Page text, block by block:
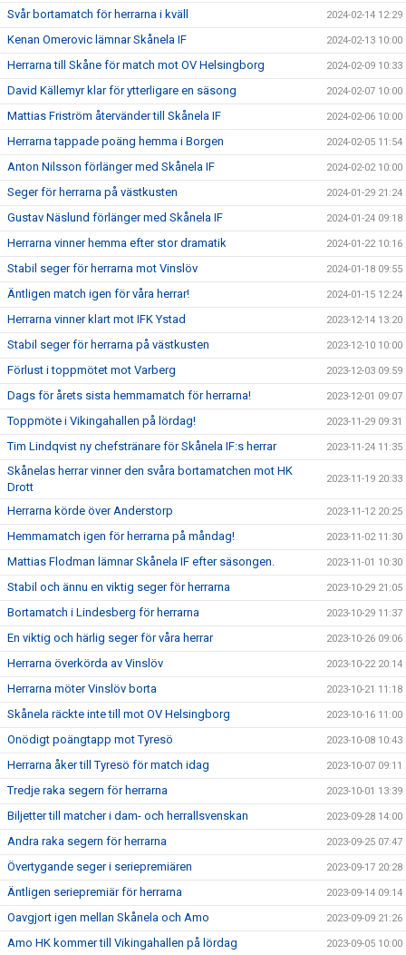
Svår bortamatch för herrarna i kväll 2024-02-14 12:29
Kenan Omerovic lämnar Skånela IF 2024-02-13 10:00
Herrarna till Skåne för match mot OV Helsingborg 2024-02-09 10:33
David Källemyr klar för ytterligare en säsong 2024-02-07 10:00
Mattias Friström återvänder till Skånela IF 2024-02-06 10:00
Herrarna tappade poäng hemma i Borgen 2024-02-05 11:54
Anton Nilsson förlänger med Skånela IF 2024-02-02 10:00
Seger för herrarna på västkusten 2024-01-29 21:24
Gustav Näslund förlänger med Skånela IF 2024-01-24 09:18
Herrarna vinner hemma efter stor dramatik 2024-01-22 10:16
Stabil seger för herrarna mot Vinslöv 2024-01-18 09:55
Äntligen match igen för våra herrar! 2024-01-15 12:24
Herrarna vinner klart mot IFK Ystad 2023-12-14 13:20
Stabil seger för herrarna på västkusten 2023-12-10 10:00
Förlust i toppmötet mot Varberg 2023-12-03 09:59
Dags för årets sista hemmamatch för herrarna! 2023-12-01 09:07
Toppmöte i Vikingahallen på lördag! 2023-11-29 09:31
Tim Lindqvist ny chefstränare för Skånela IF:s herrar 2023-11-24 11:35
Skånelas herrar vinner den svåra bortamatchen mot HK
Drott
2023-11-19 20:33
Herrarna körde över Anderstorp 2023-11-12 20:25
Hemmamatch igen för herrarna på måndag! 2023-11-02 11:30
Mattias Flodman lämnar Skånela IF efter säsongen. 2023-11-01 10:30
Stabil och ännu en viktig seger för herrarna 2023-10-29 21:05
Bortamatch i Lindesberg för herrarna 2023-10-29 11:37
En viktig och härlig seger för våra herrar 2023-10-26 09:06
Herrarna överkörda av Vinslöv 2023-10-22 20:14
Herrarna möter Vinslöv borta 2023-10-21 11:18
Skånela räckte inte till mot OV Helsingborg 2023-10-16 11:00
Onödigt poängtapp mot Tyresö 2023-10-08 10:43
Herrarna åker till Tyresö för match idag 2023-10-07 09:11
Tredje raka segern för herrarna 2023-10-01 13:39
Biljetter till matcher i dam- och herrallsvenskan 2023-09-28 14:00
Andra raka segern för herrarna 2023-09-25 07:47
Övertygande seger i seriepremiären 2023-09-17 20:28
Äntligen seriepremiär för herrarna 2023-09-14 09:14
Oavgjort igen mellan Skånela och Amo 2023-09-09 21:26
Amo HK kommer till Vikingahallen på lördag 2023-09-05 10:00